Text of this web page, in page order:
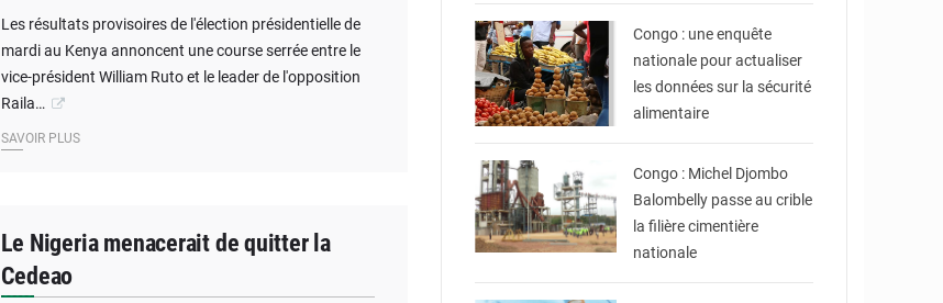
Les résultats provisoires de l'élection présidentielle de
mardi au Kenya annoncent une course serrée entre le
vice-président William Ruto et le leader de l'opposition
Raila…
SAVOIR PLUS
Le Nigeria menacerait de quitter la
Cedeao
Congo : une enquête
nationale pour actualiser
les données sur la sécurité
alimentaire
Congo : Michel Djombo
Balombelly passe au crible
la filière cimentière
nationale